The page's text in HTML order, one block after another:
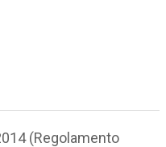
(Regolamento